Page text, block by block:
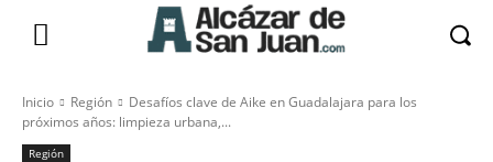
Inicio Región
Desafíos clave de Aike en Guadalajara para los
próximos años: limpieza urbana,...
Región